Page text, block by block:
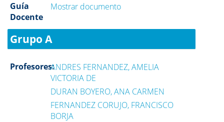
Guía
Docente
Mostrar documento
Grupo A
Profesores:ANDRES FERNANDEZ, AMELIA
VICTORIA DE
DURAN BOYERO, ANA CARMEN
FERNANDEZ CORUJO, FRANCISCO
BORJA